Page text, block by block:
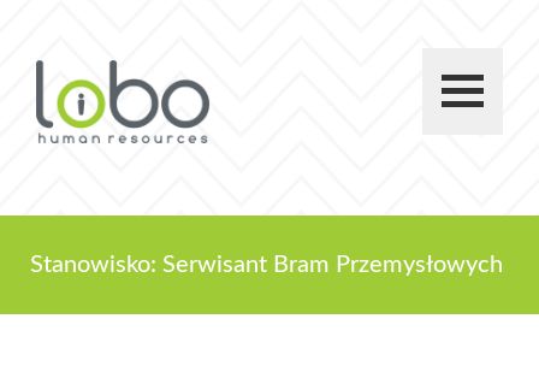
Stanowisko: Serwisant Bram Przemysłowych